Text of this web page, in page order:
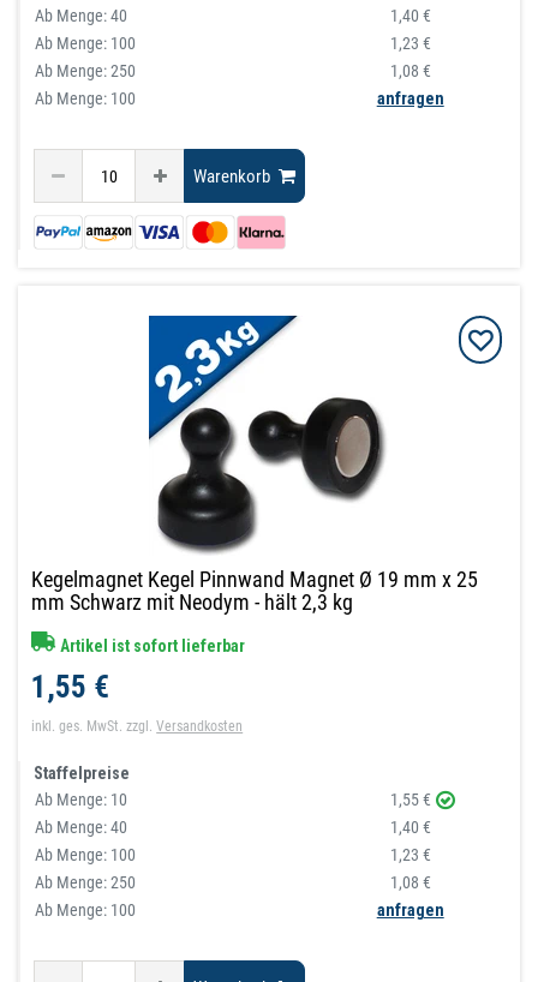
Ab Menge:40
1,40 €
Ab Menge: 100
1,23 €
Ab Menge:250
1,08 €
Ab Menge: 100
anfragen
Warenkorb
Kegelmagnet Kegel Pinnwand Magnet Ø 19 mm x 25
mm Schwarz mit Neodym - hält 2,3 kg
Artikel ist sofort lieferbar
1,55 €
inkl. ges. MwSt. zzgl.Versandkosten
Staffelpreise
Ab Menge: 10
1,55 €
Ab Menge:40
1,40 €
Ab Menge: 100
1,23 €
Ab Menge:250
1,08 €
Ab Menge: 100
anfragen